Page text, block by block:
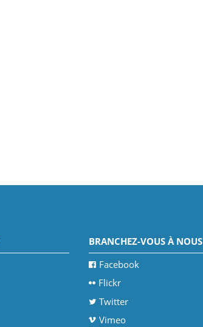
BRANCHEZ-VOUS À NOUS
Facebook
Flickr
Twitter
Vimeo